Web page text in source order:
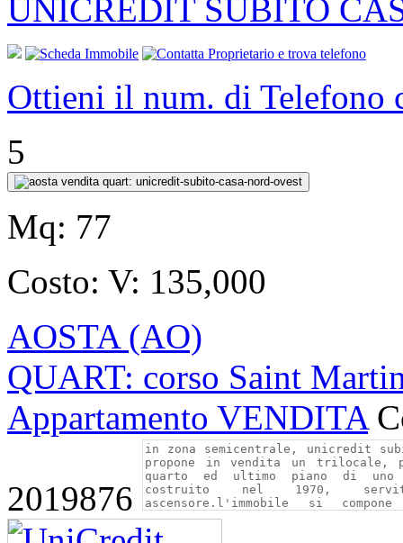
UNICREDIT SUBITO
Ottieni il num. di Telefono
5
Mq: 77
Costo: V: 135,000
AOSTA (AO)
QUART: corso Saint
Appartamento VENDITA
2019876